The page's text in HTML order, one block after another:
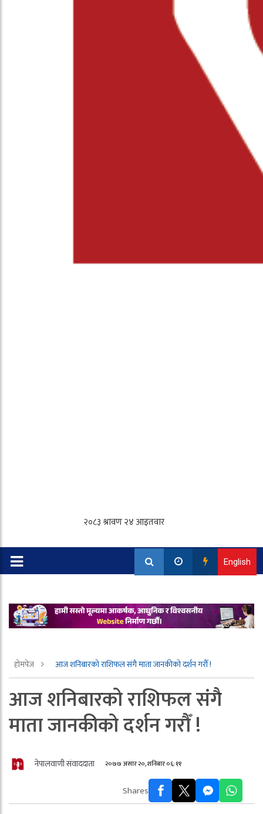
English
होमपेज आज शनिबारको राशिफल संगै माता जानकीको दर्शन गरौँ !
आज शनिबारको राशिफल संगै
माता जानकीको दर्शन गरौँ !
नेपालवाणी संवाददाता २०७७ असार २०, शनिबार ०६:११
Shares